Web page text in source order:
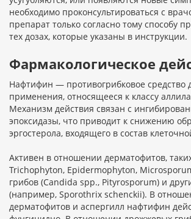
необходимо проконсультироваться с
препарат только согласно тому способу
тех дозах, которые указаны в инструкции.
Фармакологическое
Нафтифин — противогрибковое средство
применения, относящееся к классу
Механизм действия связан с
эпоксидазы, что приводит к снижению
эргостерола, входящего в состав
Активен в отношении дерматофитов,
Trichophyton, Epidermophyton,
грибов (Candida spp., Pityrosporum) и
(например, Sporothrix schenckii). В
дерматофитов и аспергилл нафтифин